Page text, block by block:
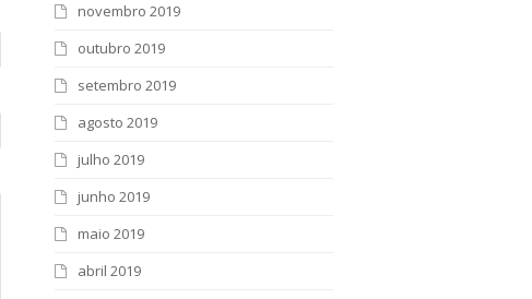
novembro 2019
outubro 2019
setembro 2019
agosto 2019
julho 2019
junho 2019
maio 2019
abril 2019